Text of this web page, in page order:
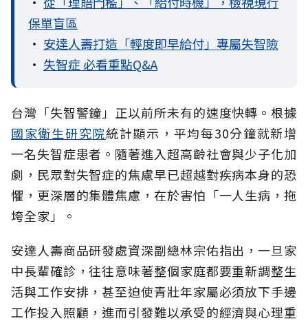
保單盲區
• 安達人壽打造「輕度即早給付」專屬失智險
• 失智症 必看重點Q&A
台灣「失智警鐘」正以前所未有的速度快轉。根據
國家衛生研究院統計顯示，平均每30分鐘就新增
一名失智症患者。隨著進入超高齡社會與少子化加
劇，民眾對失智症的焦慮早已超越對疾病本身的恐
懼，更深層的集體焦慮，在於害怕「一人生病，拖
垮全家」。
安達人壽商品研發處資深副總林宗佑指出，一旦家
中長輩確診，往往意味著整個家庭都要重新調整生
活與工作安排，甚至迫使青壯年家屬必須放下手邊
工作投入照顧，進而引發難以承受的經濟與心理重